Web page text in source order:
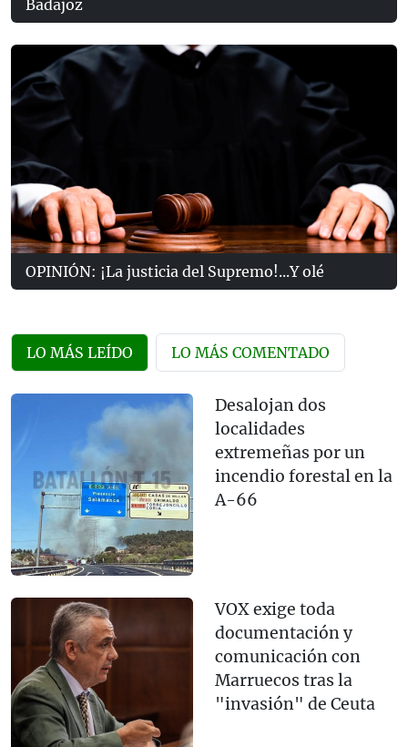
Badajoz
OPINIÓN: ¡La justicia del Supremo!...Y olé
LO MÁS LEÍDO LO MÁS COMENTADO
Desalojan dos
localidades
extremeñas por un
incendio forestal en la
A-66
VOX exige toda
documentación y
comunicación con
Marruecos tras la
"invasión" de Ceuta